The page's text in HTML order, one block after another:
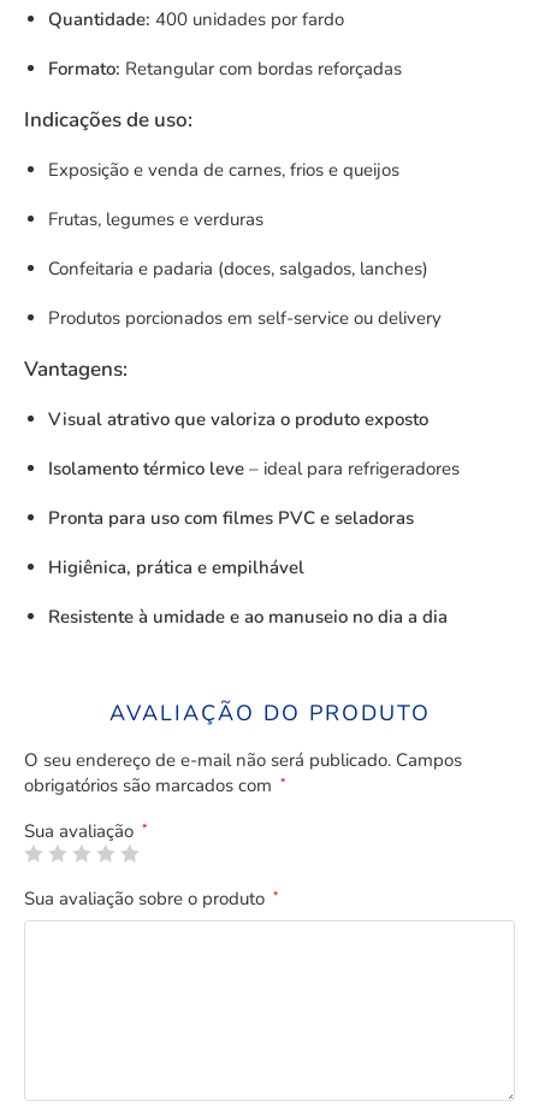
Quantidade: 400 unidades por fardo
Formato: Retangular com bordas reforçadas
Indicações de uso:
Exposição e venda de carnes, frios e queijos
Frutas, legumes e verduras
Confeitaria e padaria (doces, salgados, lanches)
Produtos porcionados em self-service ou delivery
Vantagens:
Visual atrativo que valoriza o produto exposto
Isolamento térmico leve – ideal para refrigeradores
Pronta para uso com filmes PVC e seladoras
Higiênica, prática e empilhável
Resistente à umidade e ao manuseio no dia a dia
AVALIAÇÃO DO PRODUTO
O seu endereço de e-mail não será publicado. Campos
obrigatórios são marcados com *
Sua avaliação *
Sua avaliação sobre o produto *